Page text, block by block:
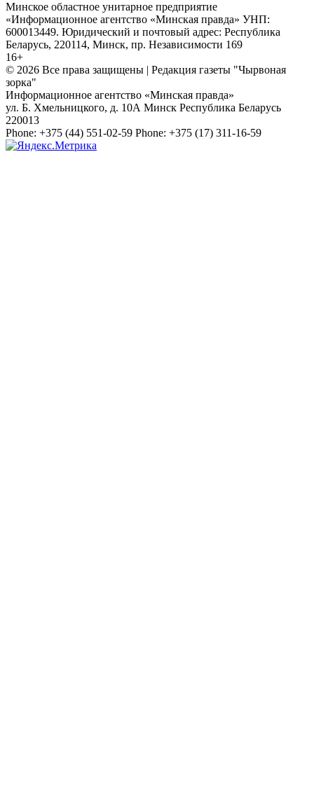
Минское областное унитарное предприятие
«Информационное агентство «Минская правда» УНП:
600013449. Юридический и почтовый адрес: Республика
Беларусь, 220114, Минск, пр. Независимости 169
16+
© 2026 Все права защищены | Редакция газеты "Чырвоная
зорка"
Информационное агентство «Минская правда»
ул. Б. Хмельницкого, д. 10А Минск Республика Беларусь
220013
Phone: +375 (44) 551-02-59 Phone: +375 (17) 311-16-59